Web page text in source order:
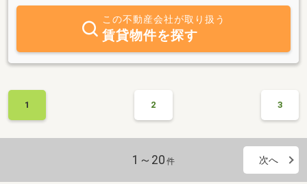
この不動産会社が取り扱う
賃貸物件を探す
1 2 3
1～20 件 次へ